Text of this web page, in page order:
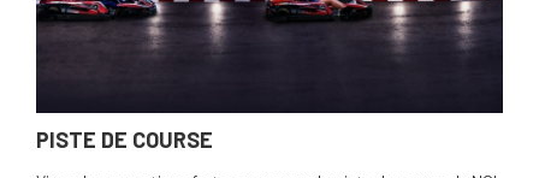
PISTE DE COURSE